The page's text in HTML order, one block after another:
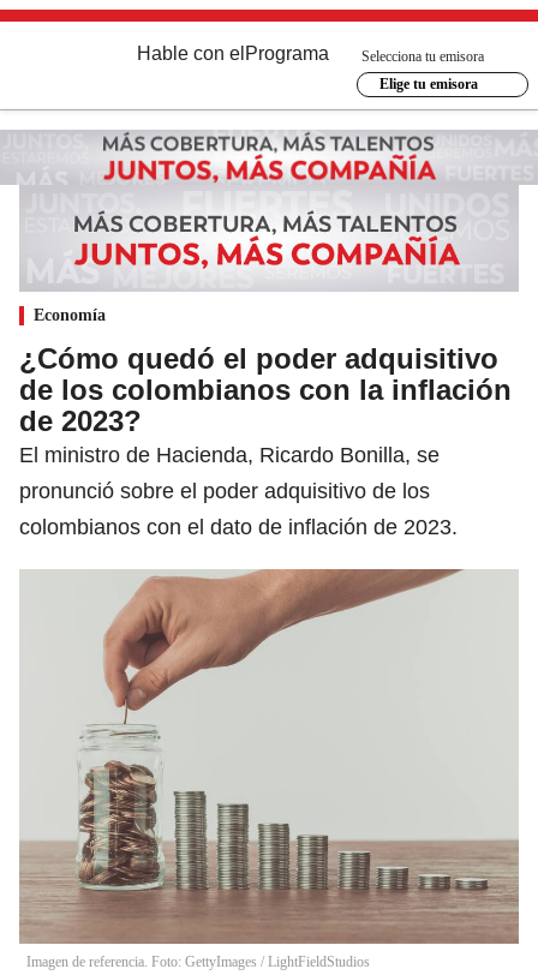
Hable con el Programa
Selecciona tu emisora
Elige tu emisora
Economía
¿Cómo quedó el poder adquisitivo
de los colombianos con la inflación
de 2023?
El ministro de Hacienda, Ricardo Bonilla, se
pronunció sobre el poder adquisitivo de los
colombianos con el dato de inflación de 2023.
Imagen de referencia. Foto: GettyImages / LightFieldStudios